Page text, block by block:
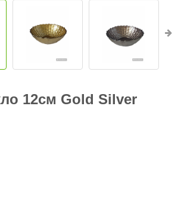
12см Gold Silver